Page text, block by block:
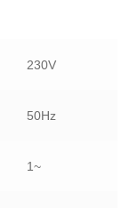
230V
50Hz
1~